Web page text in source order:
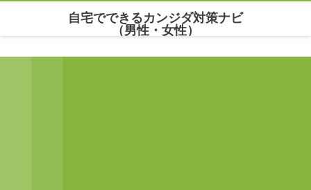
自宅でできるカンジダ対策ナビ
（男性・女性）